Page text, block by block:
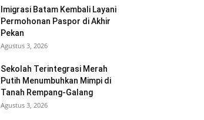
Imigrasi Batam Kembali Layani
Permohonan Paspor di Akhir
Pekan
Agustus 3, 2026
Sekolah Terintegrasi Merah
Putih Menumbuhkan Mimpi di
Tanah Rempang-Galang
Agustus 3, 2026